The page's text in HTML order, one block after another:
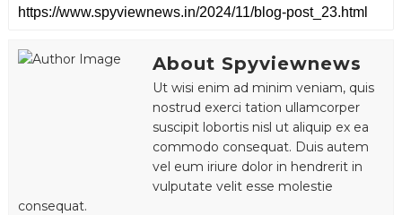
About Spyviewnews
Ut wisi enim ad minim veniam, quis
nostrud exerci tation ullamcorper
suscipit lobortis nisl ut aliquip ex ea
commodo consequat. Duis autem
vel eum iriure dolor in hendrerit in
vulputate velit esse molestie
consequat.